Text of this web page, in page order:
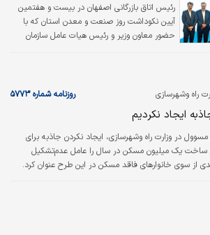
رئیس اتاق بازرگانی اصفهان در بیست و هفتمین
آیین نکوداشت روز صنعت و معدن استان که با
حضور معاون وزیر و رئیس هیات عامل سازمان
ویژه به توسعه صادرات تاکید کرد.راه وشهرسازی روزنامه شماره ۵۷۷۳
ایجاد نکردیم
یک مقام مسوول در وزارت راه وشهرسازی، ایجاد نکردن جاذبه برای
ساخت یک میلیون مسکن در سال را عامل عدم‌تشکیل
از سوی خانوارهای فاقد مسکن در این طرح عنوان کرد.